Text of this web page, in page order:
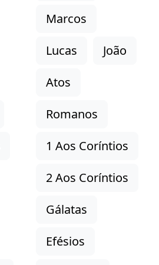
Marcos
Lucas
João
Atos
Romanos
1 Aos Coríntios
2 Aos Coríntios
Gálatas
Efésios